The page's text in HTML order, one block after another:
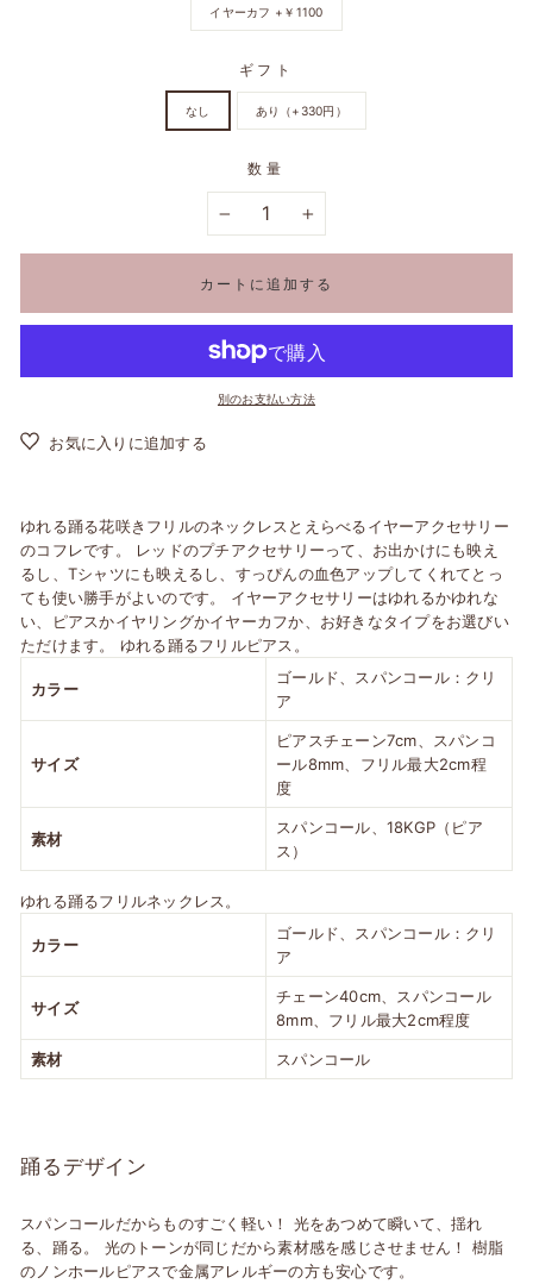
イヤーカフ +￥1100
ギフト
なし あり（+330円）
数量
カートに追加する
別のお支払い方法
お気に入りに追加する
ゆれる踊る花咲きフリルのネックレスとえらべるイヤーアクセサリー
のコフレです。 レッドのプチアクセサリーって、お出かけにも映え
るし、Tシャツにも映えるし、すっぴんの血色アップしてくれてとっ
ても使い勝手がよいのです。 イヤーアクセサリーはゆれるかゆれな
い、ピアスかイヤリングかイヤーカフか、お好きなタイプをお選びい
ただけます。 ゆれる踊るフリルピアス。
カラー
ゴールド、スパンコール：クリ
ア
サイズ
ピアスチェーン7cm、スパンコ
ール8mm、フリル最大2cm程
度
素材
スパンコール、18KGP（ピア
ス）
ゆれる踊るフリルネックレス。
カラー
ゴールド、スパンコール：クリ
ア
サイズ
チェーン40cm、スパンコール
8mm、フリル最大2cm程度
素材 スパンコール
踊るデザイン
スパンコールだからものすごく軽い！ 光をあつめて瞬いて、揺れ
る、踊る。 光のトーンが同じだから素材感を感じさせません！ 樹脂
のノンホールピアスで金属アレルギーの方も安心です。